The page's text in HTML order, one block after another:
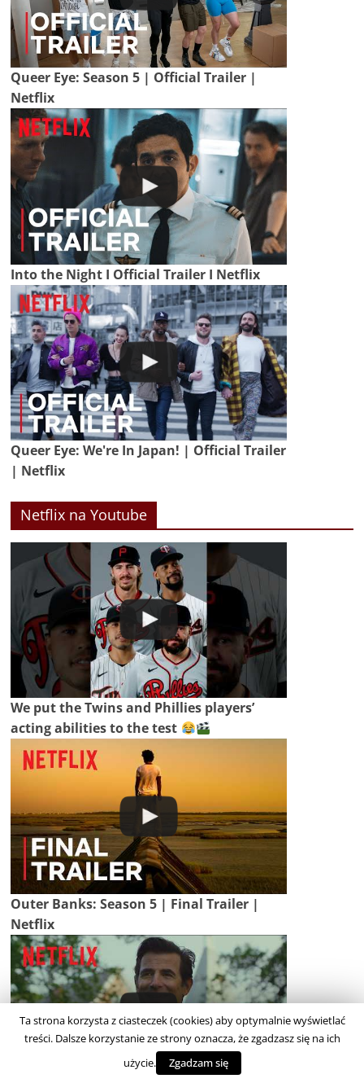
Queer Eye: Season 5 | Official Trailer |
Netflix
Into the Night I Official Trailer I Netflix
Queer Eye: We're In Japan! | Official Trailer
| Netflix
Netflix na Youtube
We put the Twins and Phillies players’
acting abilities to the test
Outer Banks: Season 5 | Final Trailer |
Netflix
Ta strona korzysta z ciasteczek (cookies) aby optymalnie wyświetlać
treści. Dalsze korzystanie ze strony oznacza, że zgadzasz się na ich
użycie.
Zgadzam się